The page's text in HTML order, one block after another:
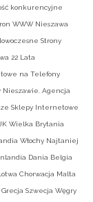
konkurencyjne
WWW Nieszawa
Strony
22 Lata
na Telefony
Nieszawie. Agencja
Sklepy Internetowe
Wielka Brytania
Włochy Najtaniej
Dania Belgia
Chorwacja Malta
Szwecja Węgry